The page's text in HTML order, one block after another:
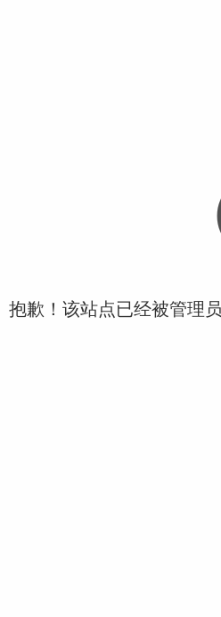
抱歉！该站点已经被管理